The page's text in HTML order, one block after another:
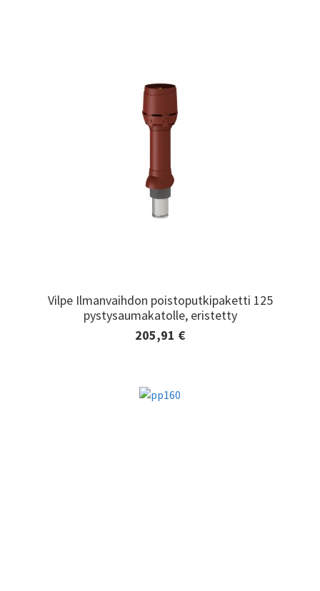
Vilpe Ilmanvaihdon poistoputkipaketti 125
pystysaumakatolle, eristetty
205,91 €
Vilpe Ilmanvaihdon poistoputkipaketti 125
pystysaumakatolle, eristetty
Lisätiedot ja tilaaminen